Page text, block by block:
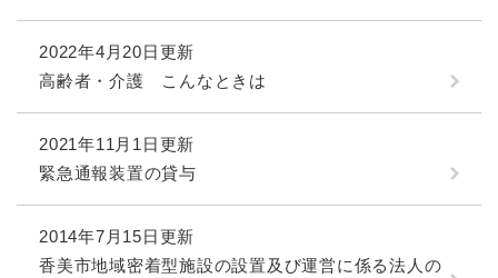
2022年4月20日更新
高齢者・介護 こんなときは
2021年11月1日更新
緊急通報装置の貸与
2014年7月15日更新
香美市地域密着型施設の設置及び運営に係る法人の